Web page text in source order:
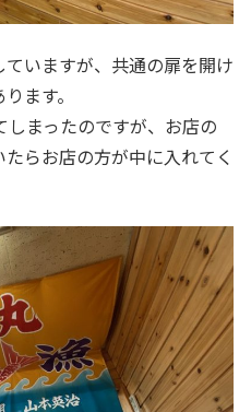
いますが、共通の扉を開け
ます。
まったのですが、お店の
らお店の方が中に入れてく